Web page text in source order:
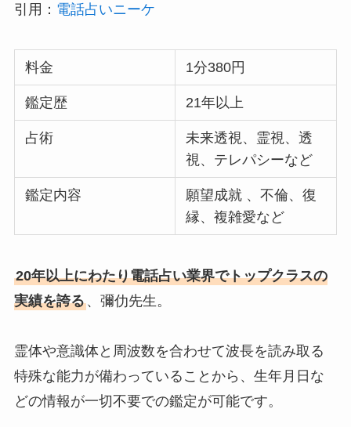
引用： 電話占いニーケ
料金 1分380円
鑑定歴 21年以上
占術
未来透視、霊視、透
視、テレパシーなど
鑑定内容
願望成就 、不倫、復
縁、複雑愛など
20年以上にわたり電話占い業界でトップクラスの
実績を誇る、彌仂先生。
霊体や意識体と周波数を合わせて波長を読み取る
特殊な能力が備わっていることから、生年月日な
どの情報が一切不要での鑑定が可能です。